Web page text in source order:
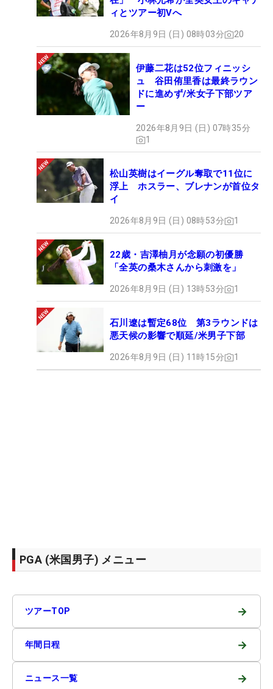
ィとツアー初Vへ
2026年8月9日 (日) 08時03分 20
伊藤二花は52位フィニッシ
ュ 谷田侑里香は最終ラウン
ドに進めず/米女子下部ツア
ー
2026年8月9日 (日) 07時35分
1
松山英樹はイーグル奪取で11位に
浮上 ホスラー、ブレナンが首位タ
イ
2026年8月9日 (日) 08時53分 1
22歳・吉澤柚月が念願の初優勝
「全英の桑木さんから刺激を」
2026年8月9日 (日) 13時53分 1
石川遼は暫定68位 第3ラウンドは
悪天候の影響で順延/米男子下部
2026年8月9日 (日) 11時15分 1
PGA (米国男子) メニュー
ツアーTOP →
年間日程 →
ニュース一覧 →